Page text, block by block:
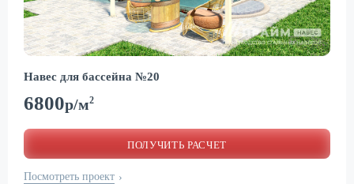
Навес для бассейна №20
6800р/м2
ПОЛУЧИТЬ РАСЧЕТ
Посмотреть проект ›